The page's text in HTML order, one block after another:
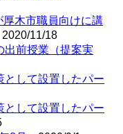
木市職員向けに講
2020/11/18
出前授業（提案実
として設置したパー
として設置したパー